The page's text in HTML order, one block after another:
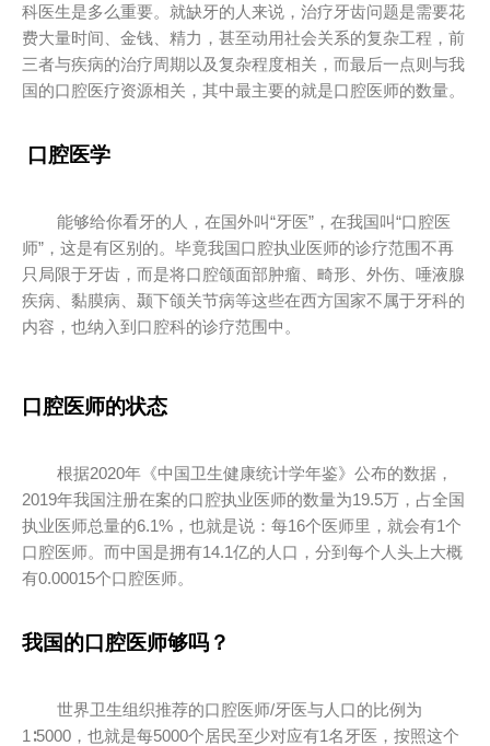
科医生是多么重要。就缺牙的人来说，治疗牙齿问题是需要花
费大量时间、金钱、精力，甚至动用社会关系的复杂工程，前
三者与疾病的治疗周期以及复杂程度相关，而最后一点则与我
国的口腔医疗资源相关，其中最主要的就是口腔医师的数量。
口腔医学
能够给你看牙的人，在国外叫“牙医”，在我国叫“口腔医
师”，这是有区别的。毕竟我国口腔执业医师的诊疗范围不再
只局限于牙齿，而是将口腔颌面部肿瘤、畸形、外伤、唾液腺
疾病、黏膜病、颞下颌关节病等这些在西方国家不属于牙科的
内容，也纳入到口腔科的诊疗范围中。
口腔医师的状态
根据2020年《中国卫生健康统计学年鉴》公布的数据，
2019年我国注册在案的口腔执业医师的数量为19.5万，占全国
执业医师总量的6.1%，也就是说：每16个医师里，就会有1个
口腔医师。而中国是拥有14.1亿的人口，分到每个人头上大概
有0.00015个口腔医师。
我国的口腔医师够吗？
世界卫生组织推荐的口腔医师/牙医与人口的比例为
1∶5000，也就是每5000个居民至少对应有1名牙医，按照这个